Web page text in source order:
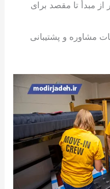
از مبدأ تا مقصد برای
مشاوره و پشتیبانی